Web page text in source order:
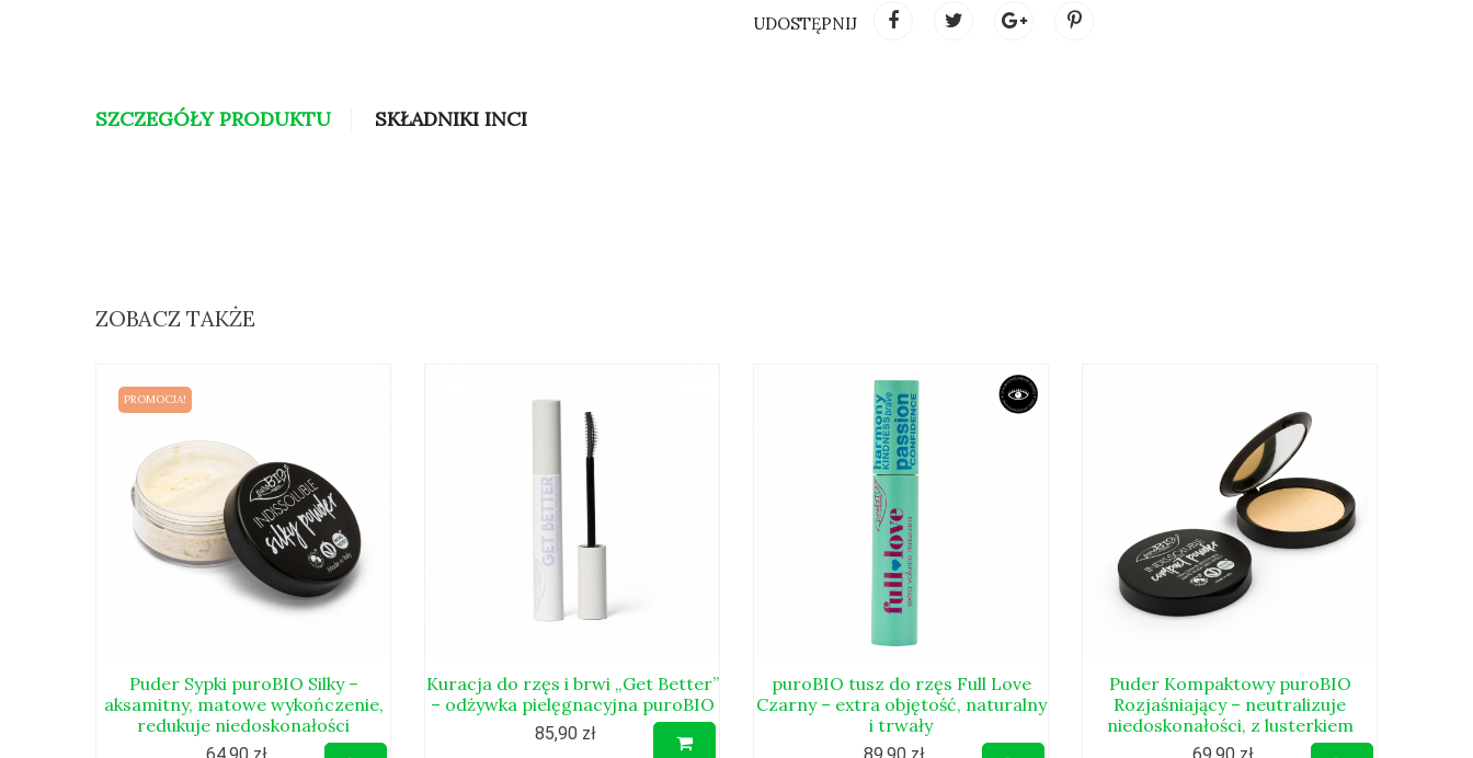
UDOSTĘPNIJ
SZCZEGÓŁY PRODUKTU SKŁADNIKI INCI
ZOBACZ TAKŻE
Puder Sypki puroBIO Silky –
aksamitny, matowe wykończenie,
redukuje niedoskonałości
PROMOCJA!
Kuracja do rzęs i brwi „Get Better”
– odżywka pielęgnacyjna puroBIO
85,90 zł
puroBIO tusz do rzęs Full Love
Czarny – extra objętość, naturalny
i trwały
Puder Kompaktowy puroBIO
Rozjaśniający – neutralizuje
niedoskonałości, z lusterkiem